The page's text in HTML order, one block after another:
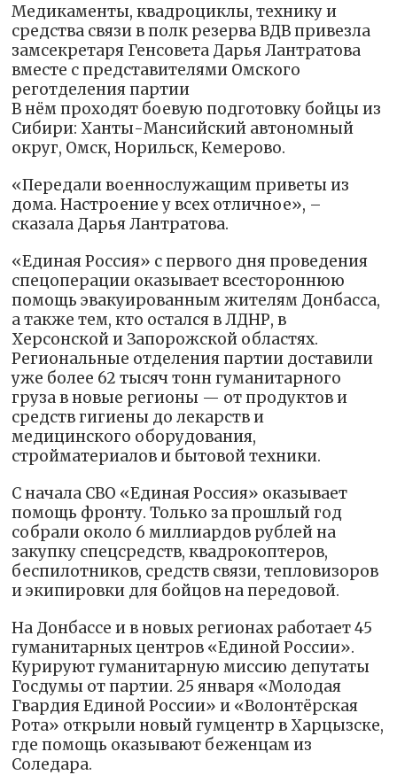
Медикаменты, квадроциклы, технику и
средства связи в полк резерва ВДВ привезла
замсекретаря Генсовета Дарья Лантратова
вместе с представителями Омского
реготделения партии
В нём проходят боевую подготовку бойцы из
Сибири: Ханты-Мансийский автономный
округ, Омск, Норильск, Кемерово.
«Передали военнослужащим приветы из
дома. Настроение у всех отличное», –
сказала Дарья Лантратова.
«Единая Россия» с первого дня проведения
спецоперации оказывает всестороннюю
помощь эвакуированным жителям Донбасса,
а также тем, кто остался в ЛДНР, в
Херсонской и Запорожской областях.
Региональные отделения партии доставили
уже более 62 тысяч тонн гуманитарного
груза в новые регионы — от продуктов и
средств гигиены до лекарств и
медицинского оборудования,
стройматериалов и бытовой техники.
С начала СВО «Единая Россия» оказывает
помощь фронту. Только за прошлый год
собрали около 6 миллиардов рублей на
закупку спецсредств, квадрокоптеров,
беспилотников, средств связи, тепловизоров
и экипировки для бойцов на передовой.
На Донбассе и в новых регионах работает 45
гуманитарных центров «Единой России».
Курируют гуманитарную миссию депутаты
Госдумы от партии. 25 января «Молодая
Гвардия Единой России» и «Волонтёрская
Рота» открыли новый гумцентр в Харцызске,
где помощь оказывают беженцам из
Соледара.